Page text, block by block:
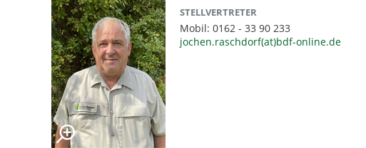
STELLVERTRETER
Mobil: 0162 - 33 90 233
jochen.raschdorf(at)bdf-online.de